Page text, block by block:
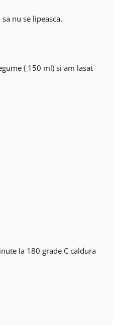
nu se lipeasca.
( 150 ml) si am lasat
la 180 grade C caldura